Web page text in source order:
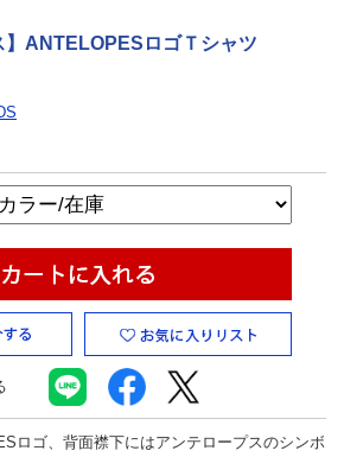
】ANTELOPESロゴＴシャツ
ロゴ、背面襟下にはアンテロープスのシンボ